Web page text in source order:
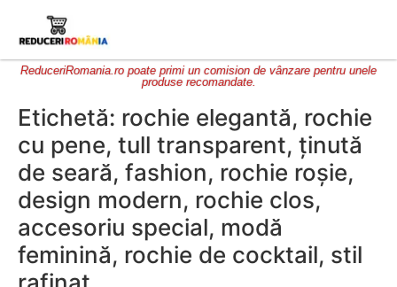
ReduceriRomania.ro poate primi un comision de vânzare pentru unele
produse recomandate.
Etichetă: rochie elegantă, rochie
cu pene, tull transparent, ținută
de seară, fashion, rochie roșie,
design modern, rochie clos,
accesoriu special, modă
feminină, rochie de cocktail, stil